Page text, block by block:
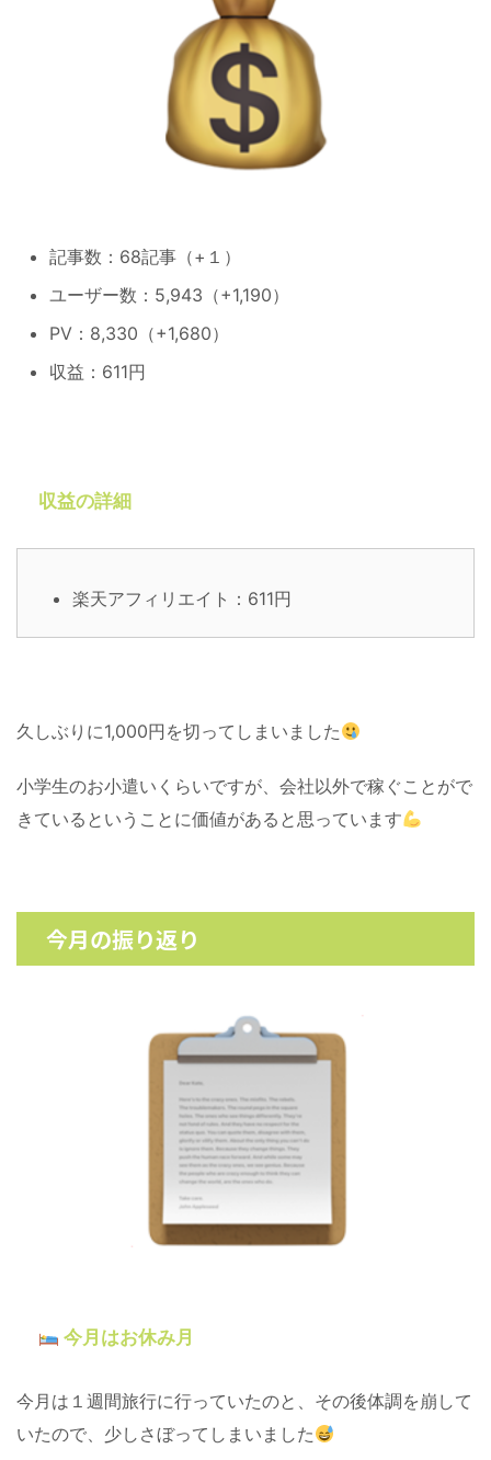
記事数：68記事（+１）
ユーザー数：5,943（+1,190）
PV：8,330（+1,680）
収益：611円
収益の詳細
楽天アフィリエイト：611円
久しぶりに1,000円を切ってしまいました
小学生のお小遣いくらいですが、会社以外で稼ぐことがで
きているということに価値があると思っています
今月の振り返り
今月はお休み月
今月は１週間旅行に行っていたのと、その後体調を崩して
いたので、少しさぼってしまいました